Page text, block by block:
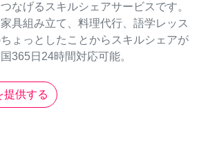
なげるスキルシェアサービスです。
具組み立て、料理代行、語学レッス
ょっとしたことからスキルシェアが
365日24時間対応可能。
提供する